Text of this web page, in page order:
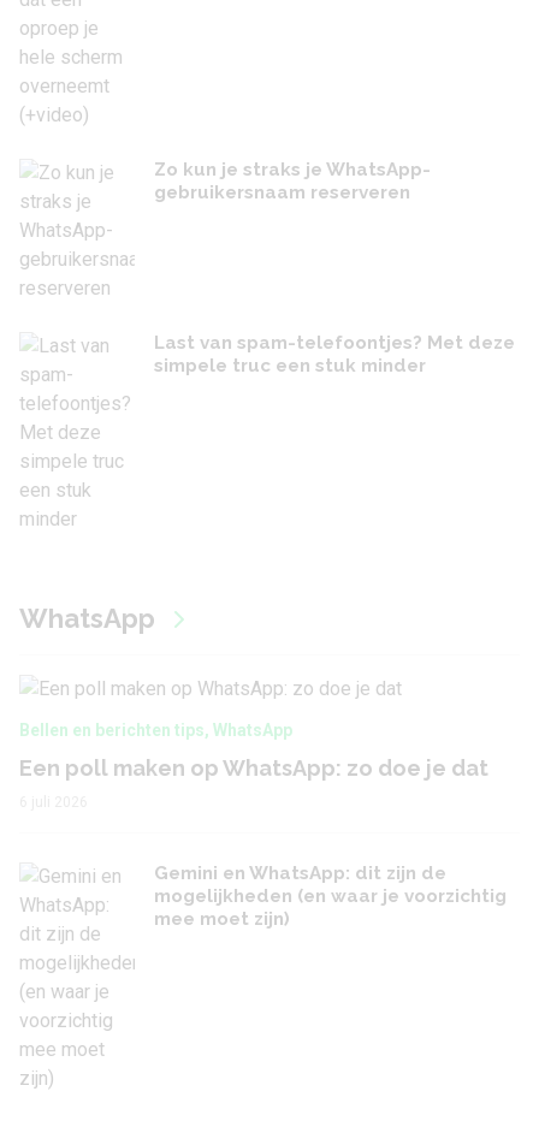
Zo kun je straks je WhatsApp-
gebruikersnaam reserveren
Last van spam-telefoontjes? Met deze
simpele truc een stuk minder
WhatsApp
Bellen en berichten tips, WhatsApp
Een poll maken op WhatsApp: zo doe je dat
Gemini en WhatsApp: dit zijn de
mogelijkheden (en waar je voorzichtig
mee moet zijn)